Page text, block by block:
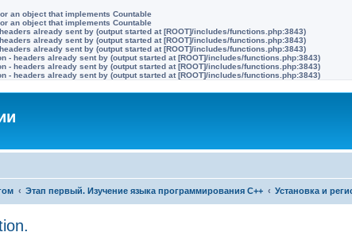
an object that implements Countable
an object that implements Countable
already sent by (output started at [ROOT]/includes/functions.php:3843)
already sent by (output started at [ROOT]/includes/functions.php:3843)
already sent by (output started at [ROOT]/includes/functions.php:3843)
- headers already sent by (output started at [ROOT]/includes/functions.php:3843)
- headers already sent by (output started at [ROOT]/includes/functions.php:3843)
- headers already sent by (output started at [ROOT]/includes/functions.php:3843)
Этап первый. Изучение языка программирования C++ Установка и